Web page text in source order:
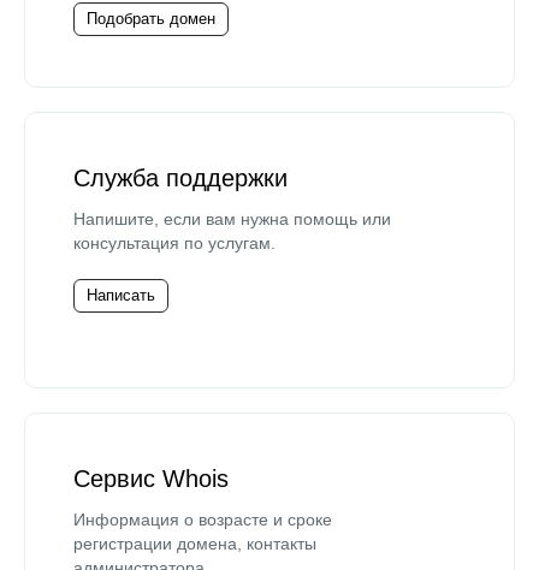
Подобрать домен
Служба поддержки
Напишите, если вам нужна помощь или
консультация по услугам.
Написать
Сервис Whois
Информация о возрасте и сроке
регистрации домена, контакты